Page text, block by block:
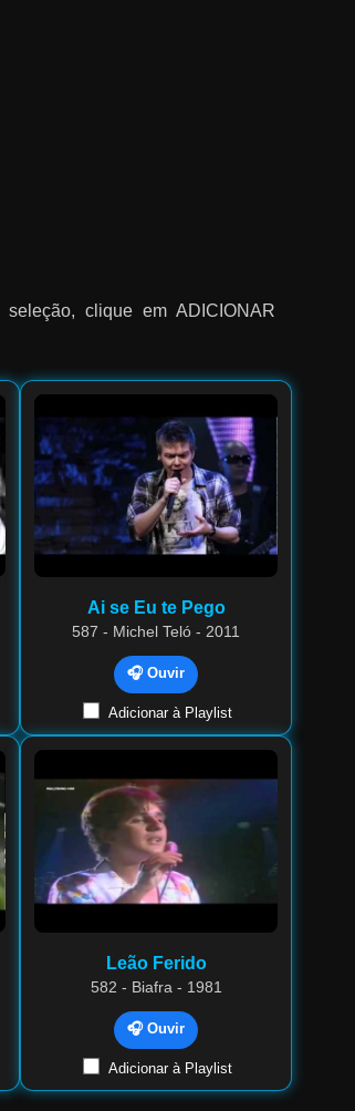
clique em ADICIONAR
Ai se Eu te Pego
587 - Michel Teló - 2011
🎧 Ouvir
Adicionar à Playlist
Leão Ferido
582 - Biafra - 1981
🎧 Ouvir
Adicionar à Playlist